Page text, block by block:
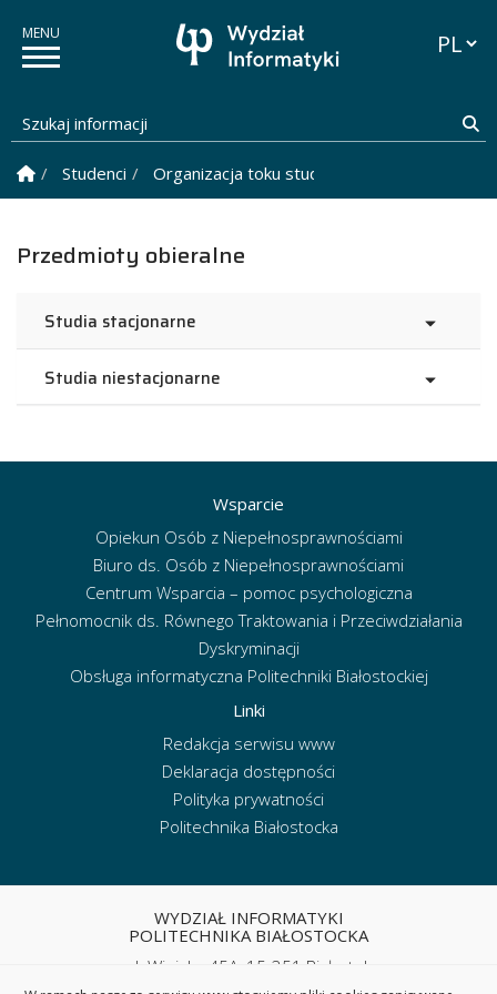
Szukaj informacji
Strona Główna
Studenci Organizacja toku studiów
Przedmioty obieralne
Studia stacjonarne
Studia niestacjonarne
Wsparcie
Opiekun Osób z Niepełnosprawnościami
Biuro ds. Osób z Niepełnosprawnościami
Centrum Wsparcia – pomoc psychologiczna
Pełnomocnik ds. Równego Traktowania i Przeciwdziałania
Dyskryminacji
Obsługa informatyczna Politechniki Białostockiej
Linki
Redakcja serwisu www
Deklaracja dostępności
Polityka prywatności
Politechnika Białostocka
WYDZIAŁ INFORMATYKI
POLITECHNIKA BIAŁOSTOCKA
ul. Wiejska 45A, 15-351 Białystok
tel. sekretariat: (85) 746 90 50